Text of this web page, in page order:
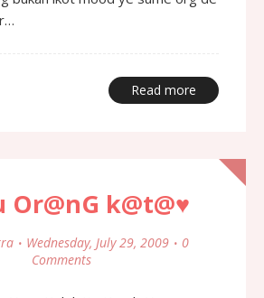
Read more
Or@nG k@t@♥
Wednesday, July 29, 2009
0
Comments